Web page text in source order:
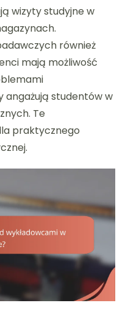
wizyty studyjne w
również
mają możliwość
angażują studentów w
Te
praktycznego